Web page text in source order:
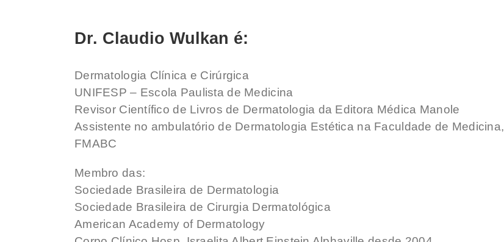
Dr. Claudio Wulkan é:
Dermatologia Clínica e Cirúrgica
UNIFESP – Escola Paulista de Medicina
Revisor Científico de Livros de Dermatologia da Editora Médica Manole
Assistente no ambulatório de Dermatologia Estética na Faculdade de Medicina,
FMABC
Membro das:
Sociedade Brasileira de Dermatologia
Sociedade Brasileira de Cirurgia Dermatológica
American Academy of Dermatology